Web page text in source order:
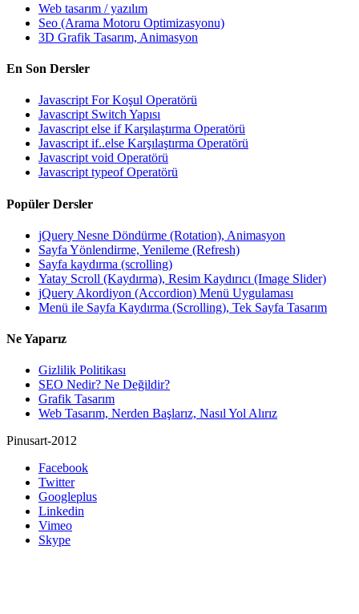
Web tasarım / yazılım
Seo (Arama Motoru Optimizasyonu)
3D Grafik Tasarım, Animasyon
En Son Dersler
Javascript For Koşul Operatörü
Javascript Switch Yapısı
Javascript else if Karşılaştırma Operatörü
Javascript if..else Karşılaştırma Operatörü
Javascript void Operatörü
Javascript typeof Operatörü
Popüler Dersler
jQuery Nesne Döndürme (Rotation), Animasyon
Sayfa Yönlendirme, Yenileme (Refresh)
Sayfa kaydırma (scrolling)
Yatay Scroll (Kaydırma), Resim Kaydırıcı (Image Slider)
jQuery Akordiyon (Accordion) Menü Uygulaması
Menü ile Sayfa Kaydırma (Scrolling), Tek Sayfa Tasarım
Ne Yaparız
Gizlilik Politikası
SEO Nedir? Ne Değildir?
Grafik Tasarım
Web Tasarım, Nerden Başlarız, Nasıl Yol Alırız
Pinusart-2012
Facebook
Twitter
Googleplus
Linkedin
Vimeo
Skype